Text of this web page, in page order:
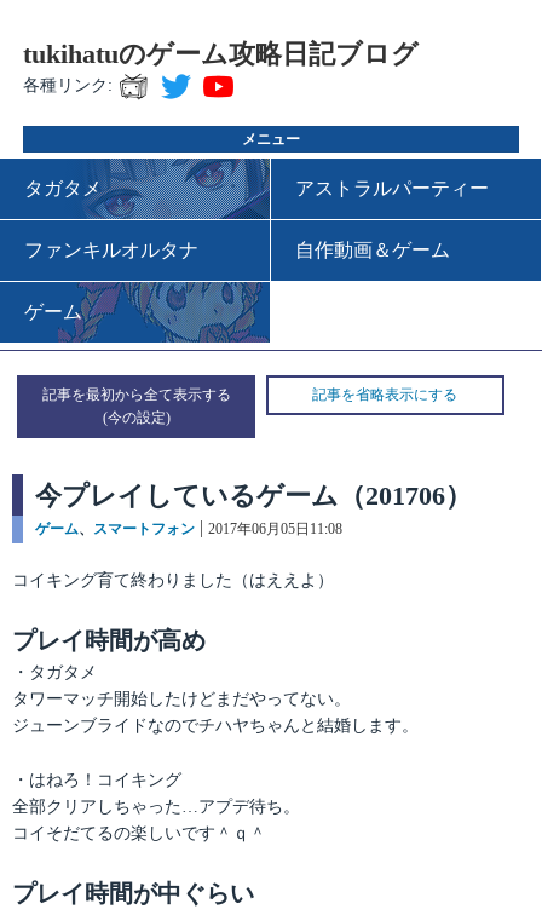
tukihatuのゲーム攻略日記ブログ
各種リンク:
メニュー
タガタメ アストラルパーティー
ファンキルオルタナ 自作動画＆ゲーム
ゲーム
記事を最初から全て表示する 記事を省略表示にする
今プレイしているゲーム（201706）
カ
ゴ
ゲーム、 スマートフォン
投
日:
2017年06月05日11:08
コイキング育て終わりました（はええよ）
プレイ時間が高め
・タガタメ
タワーマッチ開始したけどまだやってない。
ジューンブライドなのでチハヤちゃんと結婚します。
・はねろ！コイキング
全部クリアしちゃった…アプデ待ち。
コイそだてるの楽しいです＾ｑ＾
プレイ時間が中ぐらい